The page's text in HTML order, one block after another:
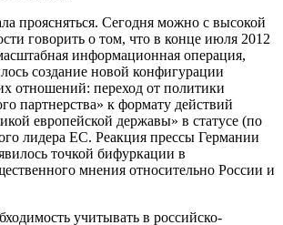
проясняться. Сегодня можно с высокой
говорить о том, что в конце июля 2012
информационная операция,
создание новой конфигурации
отношений: переход от политики
партнерства» к формату действий
европейской державы» в статусе (по
лидера ЕС. Реакция прессы Германии
точкой бифуркации в
мнения относительно России и
учитывать в российско-